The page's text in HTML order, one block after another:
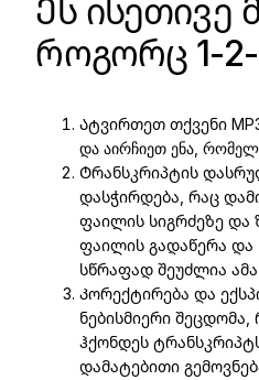
Ეს ისეთივე
როგორც 1-
Ატვირთეთ თქვენი
და აირჩიეთ ენა,
Ტრანსკრიპტის
დასჭირდება, რაც
ფაილის სიგრძეზე და
ფაილის გადაწერა და
სწრაფად შეუძლია
Კორექტირება და
ნებისმიერი
ჰქონდეს
დამატებითი